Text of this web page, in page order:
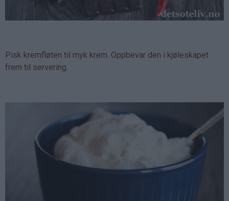
Pisk kremfløten til myk krem. Oppbevar den i kjøleskapet
frem til servering.